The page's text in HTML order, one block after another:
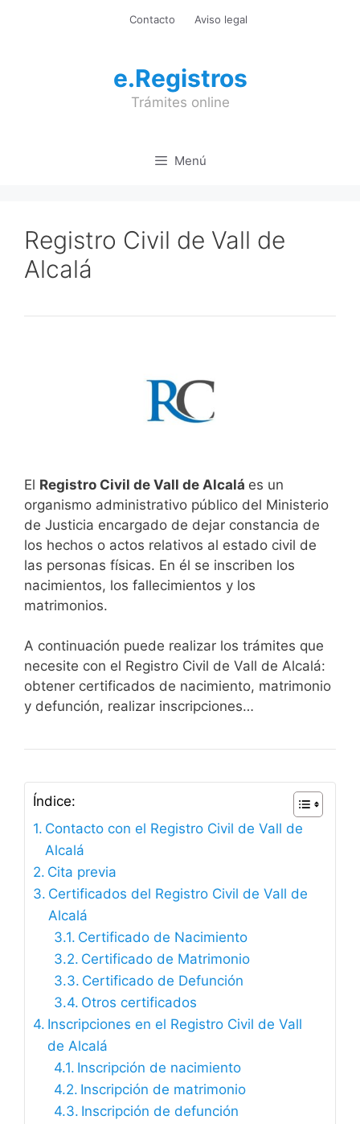
Contacto Aviso legal
e.Registros
Trámites online
Menú
Registro Civil de Vall de
Alcalá
El Registro Civil de Vall de Alcalá es un
organismo administrativo público del Ministerio
de Justicia encargado de dejar constancia de
los hechos o actos relativos al estado civil de
las personas físicas. En él se inscriben los
nacimientos, los fallecimientos y los
matrimonios.
A continuación puede realizar los trámites que
necesite con el Registro Civil de Vall de Alcalá:
obtener certificados de nacimiento, matrimonio
y defunción, realizar inscripciones…
Índice:
Contacto con el Registro Civil de Vall de
Alcalá
Cita previa
Certificados del Registro Civil de Vall de
Alcalá
Certificado de Nacimiento
Certificado de Matrimonio
Certificado de Defunción
Otros certificados
Inscripciones en el Registro Civil de Vall
de Alcalá
Inscripción de nacimiento
Inscripción de matrimonio
Inscripción de defunción